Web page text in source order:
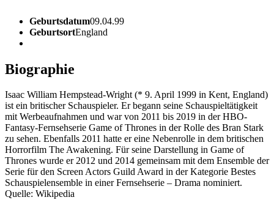
Geburtsdatum09.04.99
GeburtsortEngland
Biographie
Isaac William Hempstead-Wright (* 9. April 1999 in Kent, England)
ist ein britischer Schauspieler. Er begann seine Schauspieltätigkeit
mit Werbeaufnahmen und war von 2011 bis 2019 in der HBO-
Fantasy-Fernsehserie Game of Thrones in der Rolle des Bran Stark
zu sehen. Ebenfalls 2011 hatte er eine Nebenrolle in dem britischen
Horrorfilm The Awakening. Für seine Darstellung in Game of
Thrones wurde er 2012 und 2014 gemeinsam mit dem Ensemble der
Serie für den Screen Actors Guild Award in der Kategorie Bestes
Schauspielensemble in einer Fernsehserie – Drama nominiert.
Quelle: Wikipedia